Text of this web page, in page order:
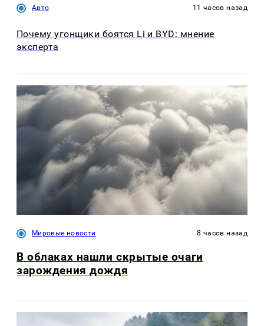
Авто 11 часов назад
Почему угонщики боятся Li и BYD: мнение
эксперта
Мировые новости 8 часов назад
В облаках нашли скрытые очаги
зарождения дождя